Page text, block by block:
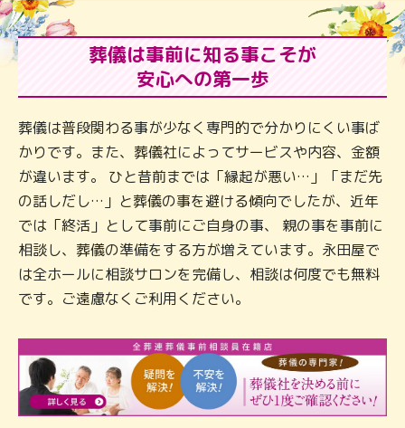
葬儀は事前に知る事こそが
安心への第一歩
葬儀は普段関わる事が少なく専門的で分かりにくい事ば
かりです。また、葬儀社によってサービスや内容、金額
が違います。 ひと昔前までは「縁起が悪い…」「まだ先
の話しだし…」と葬儀の事を避ける傾向でしたが、近年
では「終活」として事前にご自身の事、 親の事を事前に
相談し、葬儀の準備をする方が増えています。永田屋で
は全ホールに相談サロンを完備し、相談は何度でも無料
です。ご遠慮なくご利用ください。